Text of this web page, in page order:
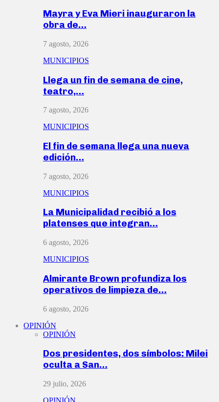
Mayra y Eva Mieri inauguraron la
obra de…
7 agosto, 2026
MUNICIPIOS
Llega un fin de semana de cine,
teatro,…
7 agosto, 2026
MUNICIPIOS
El fin de semana llega una nueva
edición…
7 agosto, 2026
MUNICIPIOS
La Municipalidad recibió a los
platenses que integran…
6 agosto, 2026
MUNICIPIOS
Almirante Brown profundiza los
operativos de limpieza de…
6 agosto, 2026
OPINIÓN
OPINIÓN
Dos presidentes, dos símbolos: Milei
oculta a San…
29 julio, 2026
OPINIÓN